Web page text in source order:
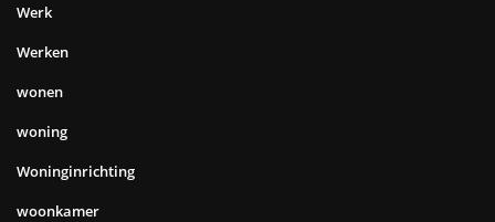
Werk
Werken
wonen
woning
Woninginrichting
woonkamer